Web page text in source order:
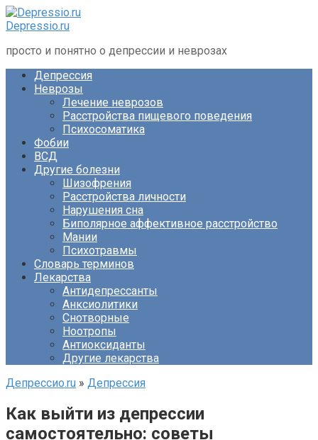
Перейти
к
Depressio.ru
просто и понятно о депрессии и неврозах
Депрессия
Неврозы
Лечение неврозов
Расстройства пищевого поведения
Психосоматика
Фобии
ВСД
Другие болезни
Шизофрения
Расстройства личности
Нарушения сна
Биполярное аффективное расстройство
Мании
Психотравмы
Словарь терминов
Лекарства
Антидепрессанты
Анксиолитики
Снотворные
Ноотропы
Антиоксиданты
Другие лекарства
Депрессио.ru » Депрессия
Как выйти из депрессии
самостоятельно: советы